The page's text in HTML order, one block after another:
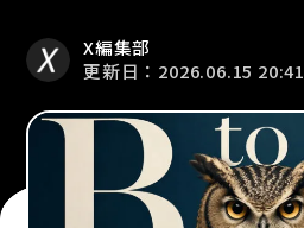
X編集部
更新日：2026.06.15 20:41